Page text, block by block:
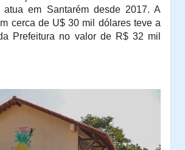
atua em Santarém desde 2017. A
cerca de U$ 30 mil dólares teve a
Prefeitura no valor de R$ 32 mil